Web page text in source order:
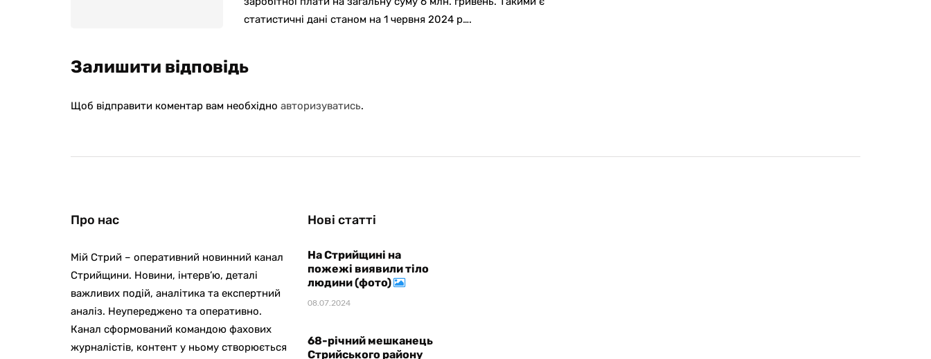
статистичні дані станом на 1 червня 2024 р….
Залишити відповідь
Щоб відправити коментар вам необхідно авторизуватись.
Про нас
Мій Стрий – оперативний новинний канал
Стрийщини. Новини, інтерв’ю, деталі
важливих подій, аналітика та експертний
аналіз. Неупереджено та оперативно.
Канал сформований командою фахових
журналістів, контент у ньому створюється
Нові статті
На Стрийщині на
пожежі виявили тіло
людини (фото)
08.07.2024
68-річний мешканець
Стрийського району